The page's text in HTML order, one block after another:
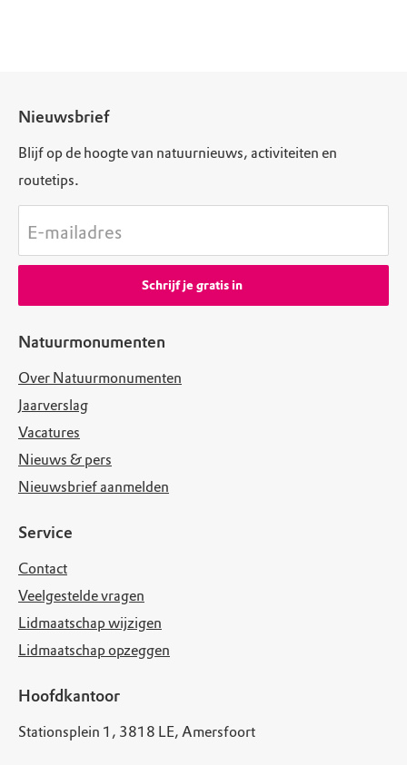
Natuurmonumenten
Over Natuurmonumenten
Jaarverslag
Vacatures
Nieuws & pers
Nieuwsbrief aanmelden
Service
Contact
Veelgestelde vragen
Lidmaatschap wijzigen
Lidmaatschap opzeggen
Hoofdkantoor
Stationsplein 1, 3818 LE, Amersfoort
Nieuwsbrief
Blijf op de hoogte van natuurnieuws, activiteiten en
routetips.
E-mailadres
Schrijf je gratis in